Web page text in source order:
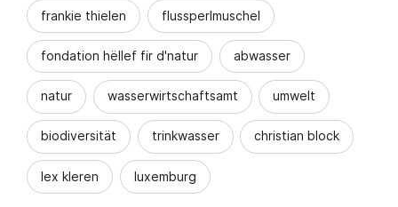
frankie thielen flussperlmuschel
fondation hëllef fir d'natur abwasser
natur wasserwirtschaftsamt umwelt
biodiversität trinkwasser christian block
lex kleren luxemburg